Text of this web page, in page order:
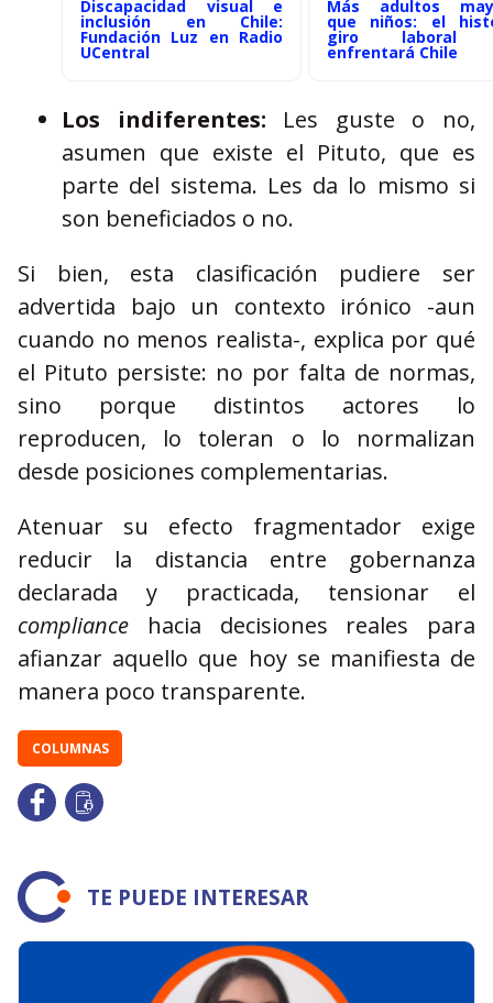
Discapacidad visual e
inclusión en Chile:
Fundación Luz en Radio
UCentral
Más adultos
que niños: el
giro laboral
enfrentará Chile
Los indiferentes: Les guste o no,
asumen que existe el Pituto, que es
parte del sistema. Les da lo mismo si
son beneficiados o no.
Si bien, esta clasificación pudiere ser
advertida bajo un contexto irónico -aun
cuando no menos realista-, explica por qué
el Pituto persiste: no por falta de normas,
sino porque distintos actores lo
reproducen, lo toleran o lo normalizan
desde posiciones complementarias.
Atenuar su efecto fragmentador exige
reducir la distancia entre gobernanza
declarada y practicada, tensionar el
compliance hacia decisiones reales para
afianzar aquello que hoy se manifiesta de
manera poco transparente.
COLUMNAS
TE PUEDE INTERESAR